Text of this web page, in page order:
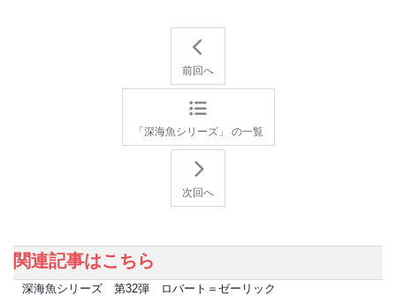
前回へ
「深海魚シリーズ」 の一覧
次回へ
関連記事はこちら
深海魚シリーズ 第32弾 ロバート＝ゼーリック